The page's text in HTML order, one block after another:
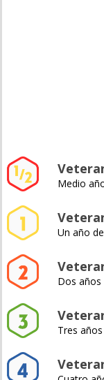
Medio
Un año
Dos años
Tres